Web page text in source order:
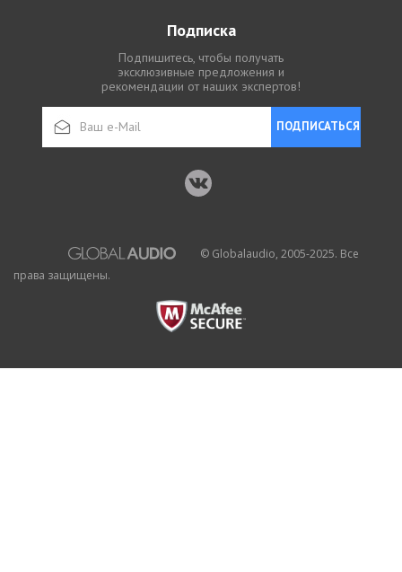
Подписка
Подпишитесь, чтобы получать
эксклюзивные предложения и
рекомендации от наших экспертов!
ПОДПИСАТЬСЯ
© Globalaudio, 2005-2025. Все
права защищены.